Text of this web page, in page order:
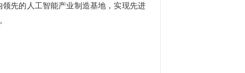
先的人工智能产业制造基地，实现先进